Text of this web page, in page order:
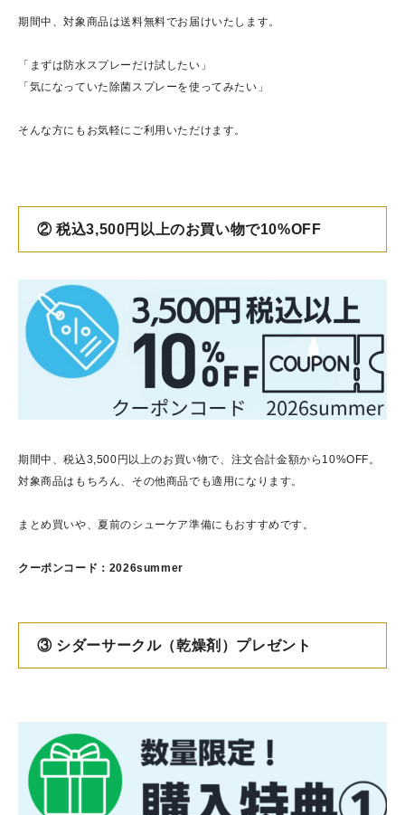
期間中、対象商品は送料無料でお届けいたします。
「まずは防水スプレーだけ試したい」
「気になっていた除菌スプレーを使ってみたい」
そんな方にもお気軽にご利用いただけます。
② 税込3,500円以上のお買い物で10%OFF
期間中、税込3,500円以上のお買い物で、注文合計金額から10%OFF。
対象商品はもちろん、その他商品でも適用になります。
まとめ買いや、夏前のシューケア準備にもおすすめです。
クーポンコード：2026summer
③ シダーサークル（乾燥剤）プレゼント